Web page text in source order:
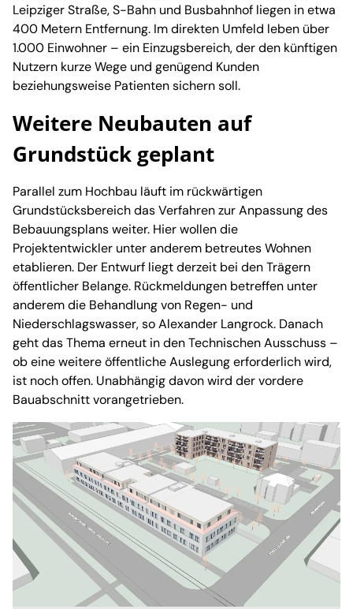
Leipziger Straße, S-Bahn und Busbahnhof liegen in etwa
400 Metern Entfernung. Im direkten Umfeld leben über
1.000 Einwohner – ein Einzugsbereich, der den künftigen
Nutzern kurze Wege und genügend Kunden
beziehungsweise Patienten sichern soll.
Weitere Neubauten auf
Grundstück geplant
Parallel zum Hochbau läuft im rückwärtigen
Grundstücksbereich das Verfahren zur Anpassung des
Bebauungsplans weiter. Hier wollen die
Projektentwickler unter anderem betreutes Wohnen
etablieren. Der Entwurf liegt derzeit bei den Trägern
öffentlicher Belange. Rückmeldungen betreffen unter
anderem die Behandlung von Regen- und
Niederschlagswasser, so Alexander Langrock. Danach
geht das Thema erneut in den Technischen Ausschuss –
ob eine weitere öffentliche Auslegung erforderlich wird,
ist noch offen. Unabhängig davon wird der vordere
Bauabschnitt vorangetrieben.